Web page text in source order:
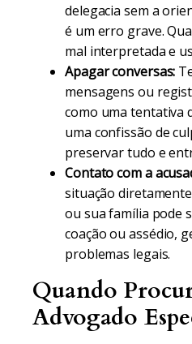
delegacia sem a
é um erro grave.
mal interpretada e
Apagar conversas:
mensagens ou
como uma tentativa
uma confissão de
preservar tudo e
Contato com a
situação
ou sua família pode
coação ou assédio,
problemas legais.
Quando
Advogado